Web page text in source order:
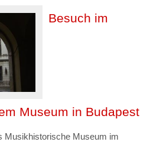
Besuch im
Museum in Budapest
Musikhistorische Museum im